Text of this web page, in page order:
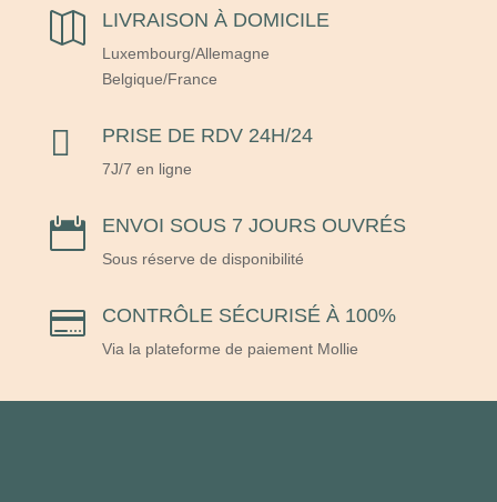
 LIVRAISON À DOMICILE
Luxembourg/Allemagne
Belgique/France
 PRISE DE RDV 24H/24
7J/7 en ligne
 ENVOI SOUS 7 JOURS OUVRÉS
Sous réserve de disponibilité
 CONTRÔLE SÉCURISÉ À 100%
Via la plateforme de paiement Mollie